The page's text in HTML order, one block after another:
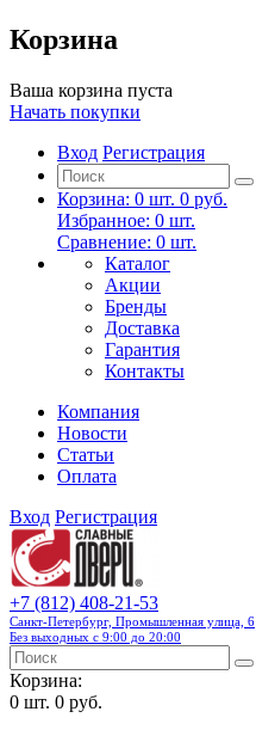
Корзина
Ваша корзина пуста
Начать покупки
Вход Регистрация
Корзина: 0 шт. 0 руб.
Избранное: 0 шт.
Сравнение: 0 шт.
Каталог
Акции
Бренды
Доставка
Гарантия
Контакты
Компания
Новости
Статьи
Оплата
Вход Регистрация
+7 (812) 408-21-53
Санкт-Петербург, Промышленная улица, 6
Без выходных с 9:00 до 20:00
Корзина:
0 шт. 0 руб.